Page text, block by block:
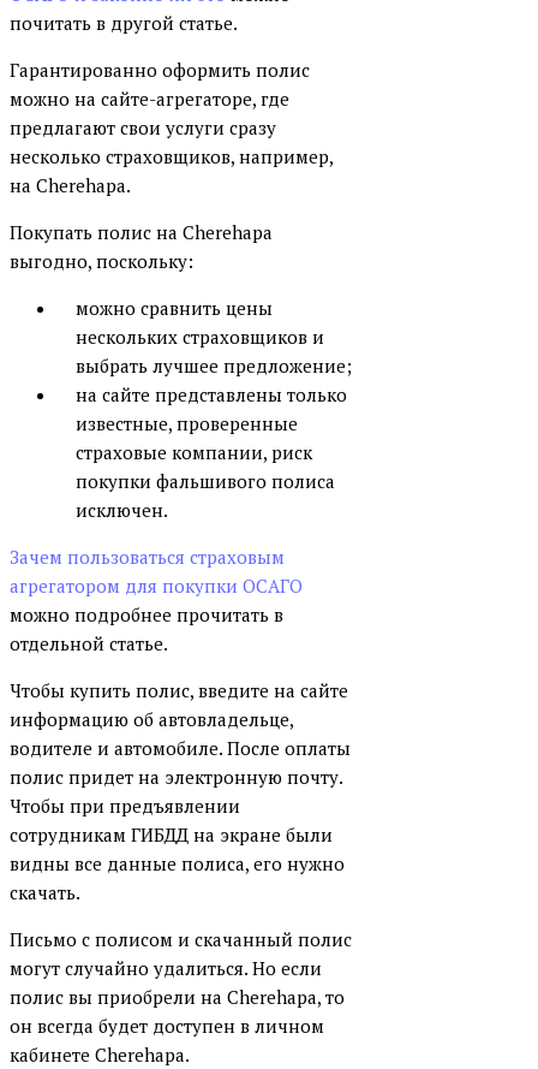
почитать в другой статье.
Гарантированно оформить полис
можно на сайте-агрегаторе, где
предлагают свои услуги сразу
несколько страховщиков, например,
на Cherehapa.
Покупать полис на Cherehapa
выгодно, поскольку:
можно сравнить цены
нескольких страховщиков и
выбрать лучшее предложение;
на сайте представлены только
известные, проверенные
страховые компании, риск
покупки фальшивого полиса
исключен.
Зачем пользоваться страховым
агрегатором для покупки ОСАГО
можно подробнее прочитать в
отдельной статье.
Чтобы купить полис, введите на сайте
информацию об автовладельце,
водителе и автомобиле. После оплаты
полис придет на электронную почту.
Чтобы при предъявлении
сотрудникам ГИБДД на экране были
видны все данные полиса, его нужно
скачать.
Письмо с полисом и скачанный полис
могут случайно удалиться. Но если
полис вы приобрели на Cherehapa, то
он всегда будет доступен в личном
кабинете Cherehapa.